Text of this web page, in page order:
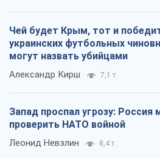
Чей будет Крым, тот и
украинских футбольных
могут назвать убийцами
Александр Кирш 7,1 т.
Запад проспал угрозу: Россия
проверить НАТО войной
Леонид Невзлин 8,4 т.